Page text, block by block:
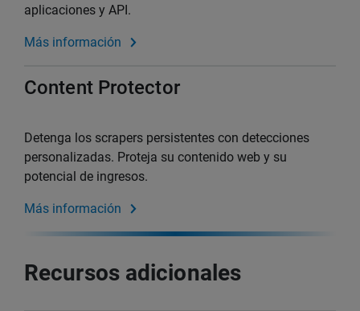
aplicaciones y API.
Más información
Content Protector
Detenga los scrapers persistentes con detecciones
personalizadas. Proteja su contenido web y su
potencial de ingresos.
Más información
Recursos adicionales